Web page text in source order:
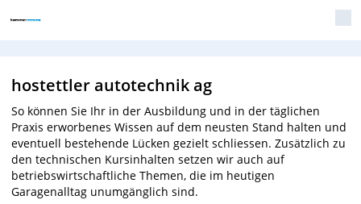
hostettler autotechnik ag
So können Sie Ihr in der Ausbildung und in der täglichen
Praxis erworbenes Wissen auf dem neusten Stand halten und
eventuell bestehende Lücken gezielt schliessen. Zusätzlich zu
den technischen Kursinhalten setzen wir auch auf
betriebswirtschaftliche Themen, die im heutigen
Garagenalltag unumgänglich sind.